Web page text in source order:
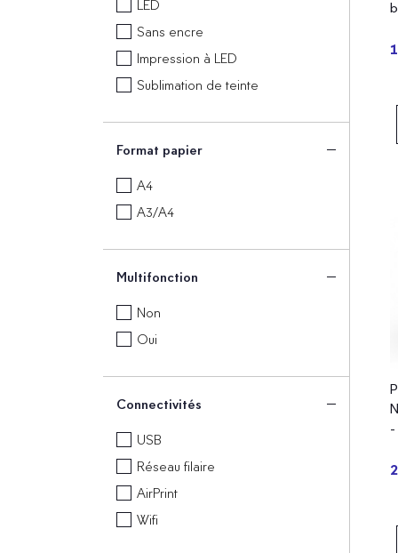
LED
Sans encre
Impression à LED
Sublimation de teinte
Format papier
A4
A3/A4
Multifonction
Non
Oui
Connectivités
USB
Réseau filaire
AirPrint
Wifi
-